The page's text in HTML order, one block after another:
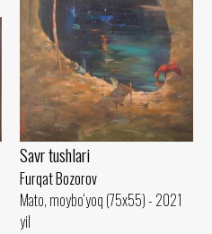
Savr tushlari
Furqat Bozorov
Mato, moybo‘yoq (75x55) - 2021
yil